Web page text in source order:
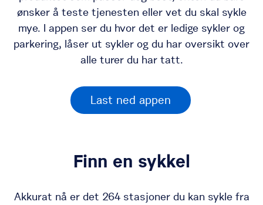
ønsker å teste tjenesten eller vet du skal sykle
mye. I appen ser du hvor det er ledige sykler og
parkering, låser ut sykler og du har oversikt over
alle turer du har tatt.
Last ned appen
Finn en sykkel
Akkurat nå er det 264 stasjonerdu kan sykle fra